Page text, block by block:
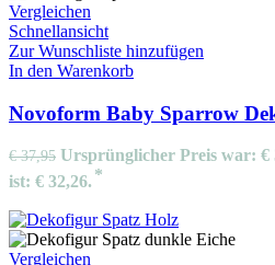
Vergleichen
Schnellansicht
Zur Wunschliste hinzufügen
In den Warenkorb
Novoform Baby Sparrow
€37,95 Ursprünglicher Preis war: €
ist: € 32,26.
Vergleichen